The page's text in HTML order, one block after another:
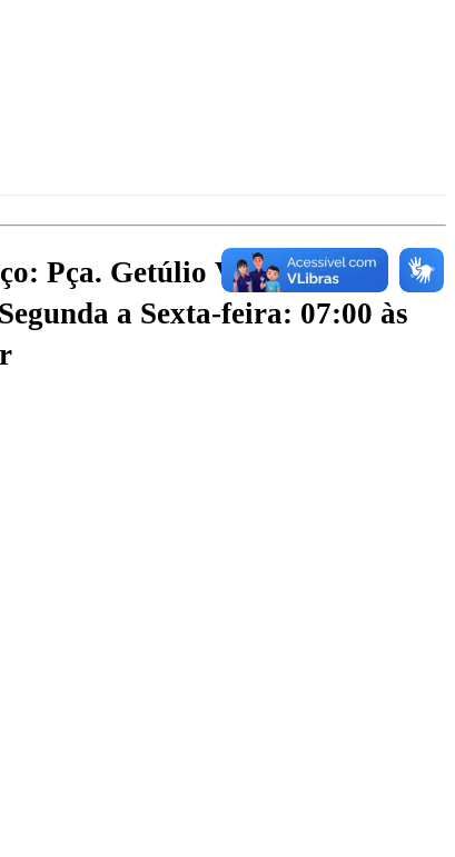
Pça. Getúlio Vargas, S/N -
a Sexta-feira: 07:00 às